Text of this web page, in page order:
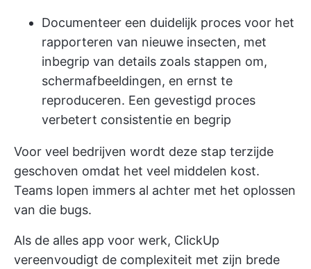
Documenteer een duidelijk proces voor het
rapporteren van nieuwe insecten, met
inbegrip van details zoals stappen om,
schermafbeeldingen, en ernst te
reproduceren. Een gevestigd proces
verbetert consistentie en begrip
Voor veel bedrijven wordt deze stap terzijde
geschoven omdat het veel middelen kost.
Teams lopen immers al achter met het oplossen
van die bugs.
Als de alles app voor werk, ClickUp
vereenvoudigt de complexiteit met zijn brede